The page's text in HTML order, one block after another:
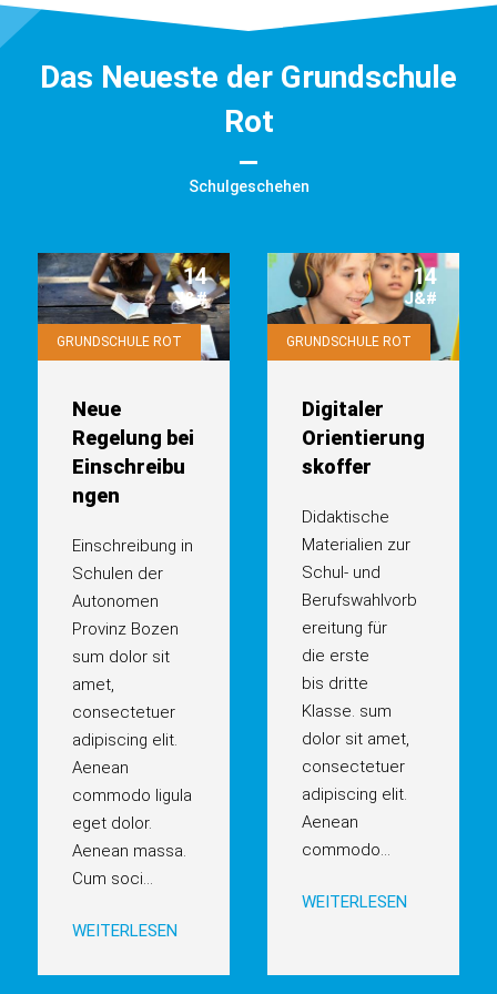
Das Neueste der Grundschule
Rot
Schulgeschehen
14
J&#
GRUNDSCHULE ROT
Neue
Regelung bei
Einschreibu
ngen
Einschreibung in
Schulen der
Autonomen
Provinz Bozen
sum dolor sit
amet,
consectetuer
adipiscing elit.
Aenean
commodo ligula
eget dolor.
Aenean massa.
Cum soci...
WEITERLESEN
14
J&#
GRUNDSCHULE ROT
Digitaler
Orientierung
skoffer
Didaktische
Materialien zur
Schul- und
Berufswahlvorb
ereitung für
die erste
bis dritte
Klasse. sum
dolor sit amet,
consectetuer
adipiscing elit.
Aenean
commodo...
WEITERLESEN